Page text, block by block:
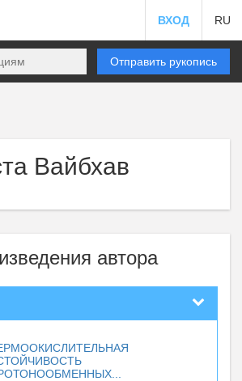
ВХОД RU
Отправить рукопись
Вайбхав
автора